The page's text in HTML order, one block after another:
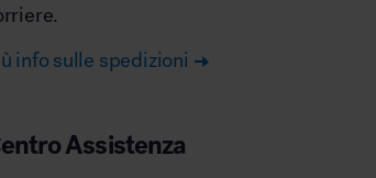
info sulle spedizioni
Assistenza